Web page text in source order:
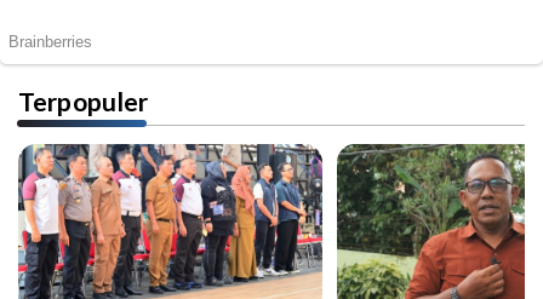
Terpopuler